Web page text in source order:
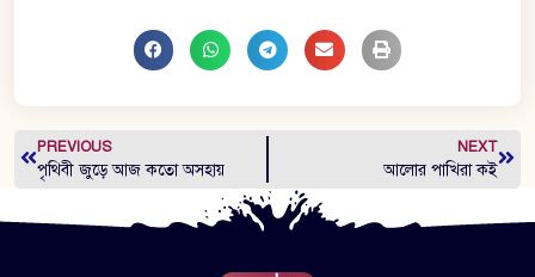
PREVIOUS
পৃথিবী জুড়ে আজ কতো অসহায়
NEXT
আলোর পাখিরা কই